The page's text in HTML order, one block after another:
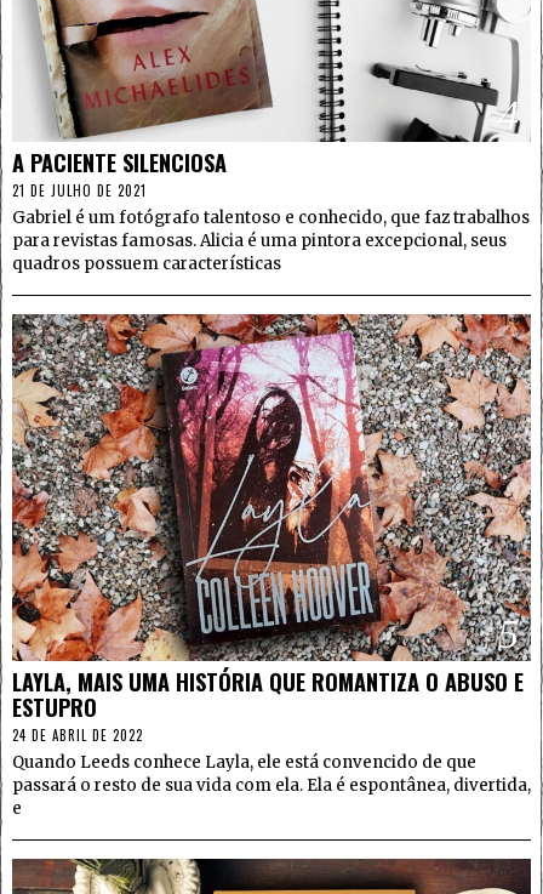
4
A PACIENTE SILENCIOSA
21 DE JULHO DE 2021
Gabriel é um fotógrafo talentoso e conhecido, que faz trabalhos
para revistas famosas. Alicia é uma pintora excepcional, seus
quadros possuem características
5
LAYLA, MAIS UMA HISTÓRIA QUE ROMANTIZA O ABUSO E
ESTUPRO
24 DE ABRIL DE 2022
Quando Leeds conhece Layla, ele está convencido de que
passará o resto de sua vida com ela. Ela é espontânea, divertida,
e